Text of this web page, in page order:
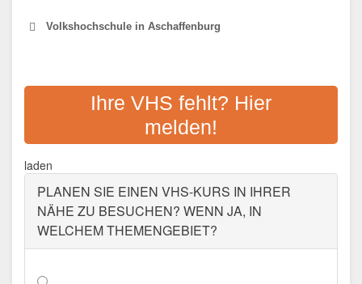
Volkshochschule in Aschaffenburg
VHS ASCHAFFENBURG
Adresse: Luitpoldstr. 2, 63739 Aschaffenburg
Ihre VHS fehlt? Hier
melden!
laden
PLANEN SIE EINEN VHS-KURS IN IHRER
NÄHE ZU BESUCHEN? WENN JA, IN
WELCHEM THEMENGEBIET?